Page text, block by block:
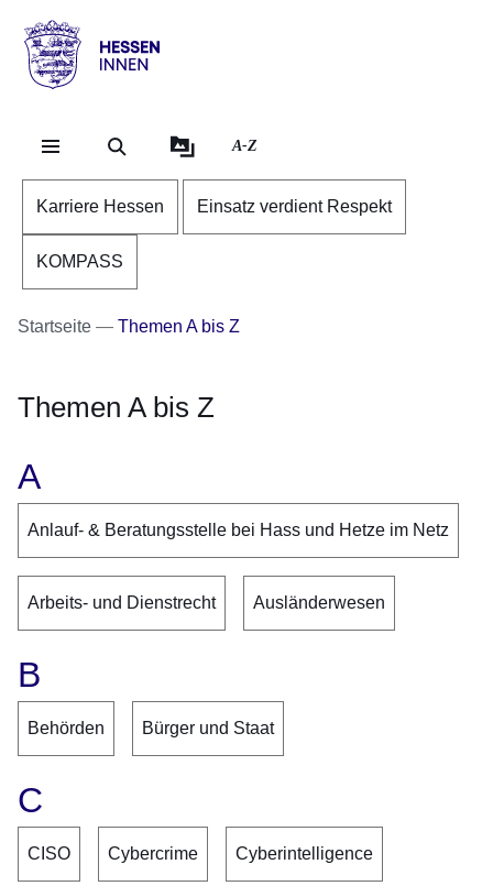
Hessen
Innen
A-Z
Karriere Hessen Einsatz verdient Respekt
KOMPASS
Startseite Themen A bis Z
Themen A bis Z
A
Anlauf- & Beratungsstelle bei Hass und Hetze im Netz
Arbeits- und Dienstrecht Ausländerwesen
B
Behörden Bürger und Staat
C
CISO Cybercrime Cyberintelligence